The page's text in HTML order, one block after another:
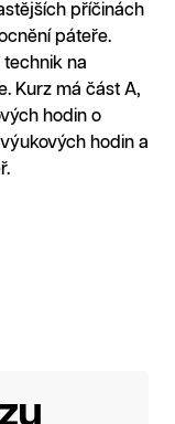
příčinách
páteře.
technik na
Kurz má část A,
hodin o
hodin a